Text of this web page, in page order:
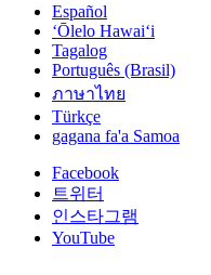
Español
‘Ōlelo Hawai‘i
Tagalog
Português (Brasil)
ภาษาไทย
Türkçe
gagana fa'a Samoa
Facebook
트위터
인스타그램
YouTube